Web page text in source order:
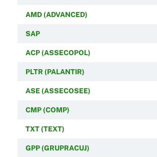
AMD (ADVANCED)
SAP
ACP (ASSECOPOL)
PLTR (PALANTIR)
ASE (ASSECOSEE)
CMP (COMP)
TXT (TEXT)
GPP (GRUPRACUJ)